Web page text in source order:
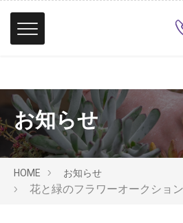
お知らせ
HOME お知らせ
花と緑のフラワーオークショ